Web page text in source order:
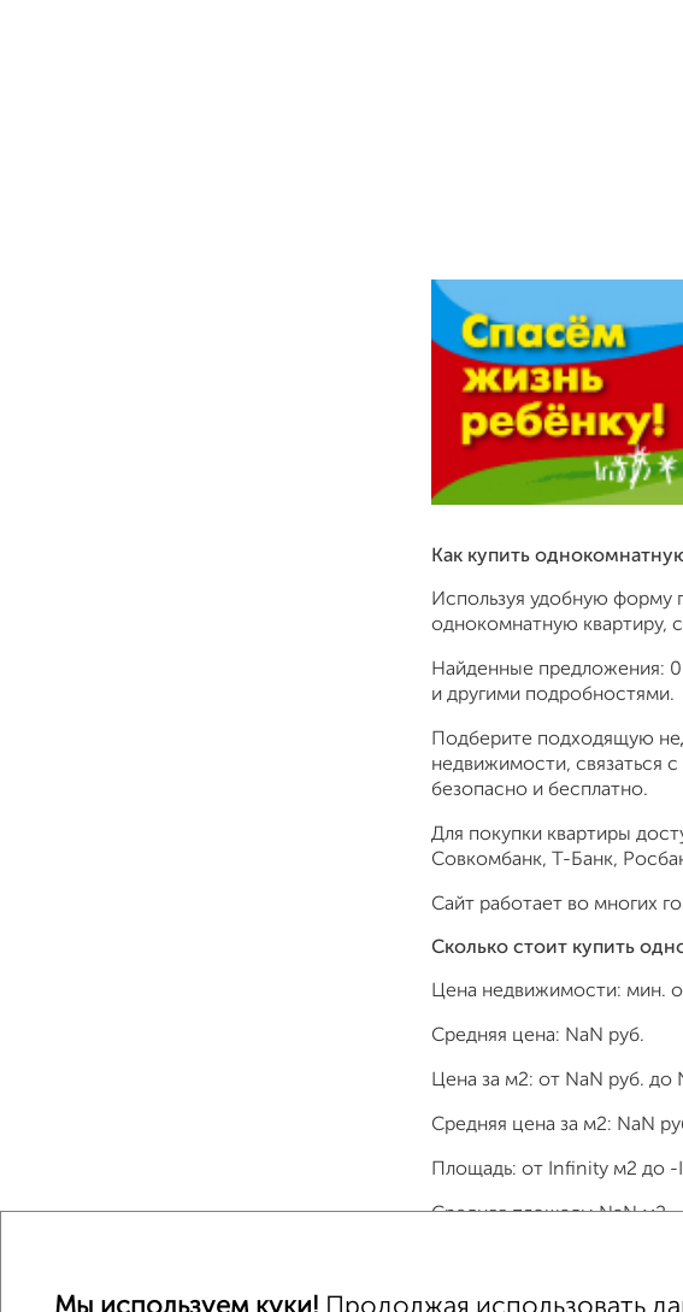
Как купить
Используя удобную форму
однокомнатную квартиру,
Найденные предложения:
и другими подробностями.
Подберите подходящую
недвижимости, связаться
безопасно и бесплатно.
Для покупки квартиры
Совкомбанк, Т-Банк,
Сайт работает во многих
Сколько стоит купить
Цена недвижимости: мин.
Средняя цена: NaN руб.
Цена за м2: от NaN руб. до
Средняя цена за м2: NaN
Площадь: от Infinity м2 до -
Средняя площадь:NaNм2
Однокомнатные Двухкомнатные Трехкомнатные